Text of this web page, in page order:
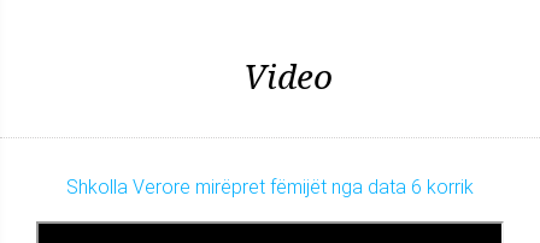
Video
Shkolla Verore mirëpret fëmijët nga data 6 korrik